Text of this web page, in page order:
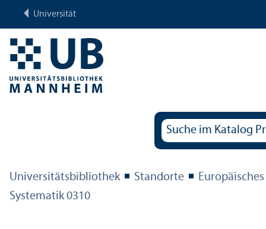
Universität
Universitäts­bibliothek Standorte
Systematik 0310